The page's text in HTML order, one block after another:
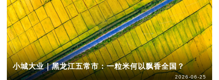
小城大业｜黑龙江五常市：一粒米何以飘香全国？
2026-06-25